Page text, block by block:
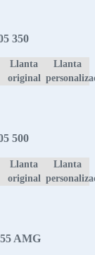
350
Llanta
original
Llanta
500
Llanta
original
Llanta
AMG